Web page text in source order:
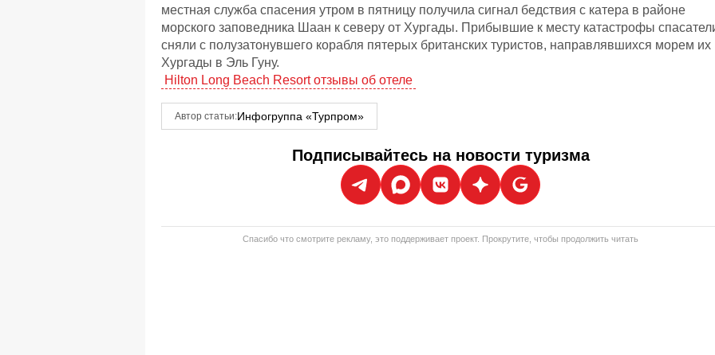
местная служба спасения утром в пятницу получила сигнал бедствия с катера в районе
морского заповедника Шаан к северу от Хургады. Прибывшие к месту катастрофы
сняли с полузатонувшего корабля пятерых британских туристов, направлявшихся морем их
Хургады в Эль Гуну.
Hilton Long Beach Resort отзывы об отеле
Автор статьи:Инфогруппа «Турпром»
Подписывайтесь на новости туризма
Спасибо что смотрите рекламу, это поддерживает проект. Прокрутите, чтобы продолжить читать